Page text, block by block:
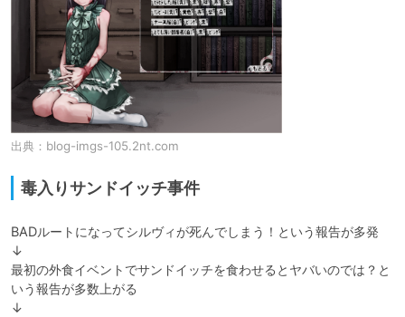
出典： blog-imgs-105.2nt.com
毒入りサンドイッチ事件
BADルートになってシルヴィが死んでしまう！という報告が多発
↓
最初の外食イベントでサンドイッチを食わせるとヤバいのでは？と
いう報告が多数上がる
↓